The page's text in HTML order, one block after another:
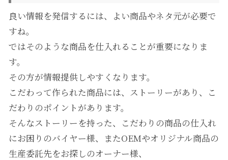
良い情報を発信するには、よい商品やネタ元が必要で
すね。
ではそのような商品を仕入れることが重要になりま
す。
その方が情報提供しやすくなります。
こだわって作られた商品には、ストーリーがあり、こ
だわりのポイントがあります。
そんなストーリーを持った、こだわりの商品の仕入れ
にお困りのバイヤー様、またOEMやオリジナル商品の
生産委託先をお探しのオーナー様、